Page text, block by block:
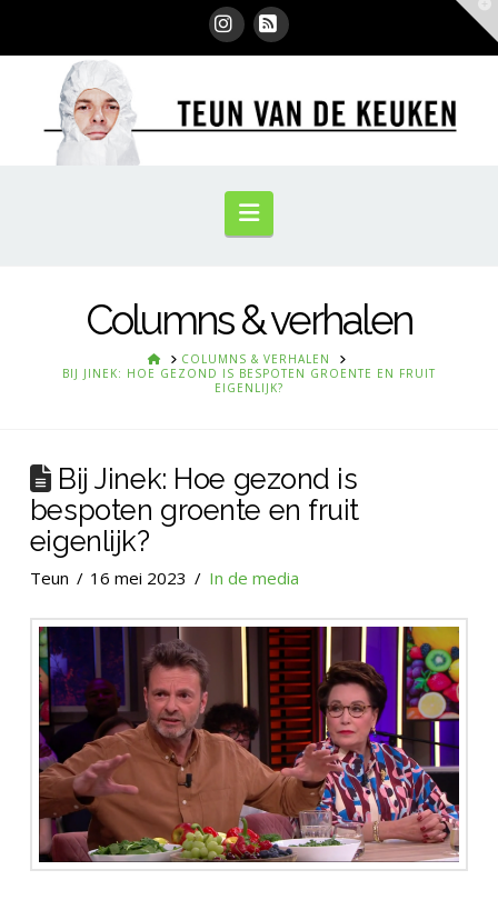
Instagram
RSS
Navigation
Columns & verhalen
HOMECOLUMNS & VERHALEN
BIJ JINEK: HOE GEZOND IS BESPOTEN GROENTE EN FRUIT
EIGENLIJK?
Bij Jinek: Hoe gezond is
bespoten groente en fruit
eigenlijk?
Teun 16 mei 2023 In de media